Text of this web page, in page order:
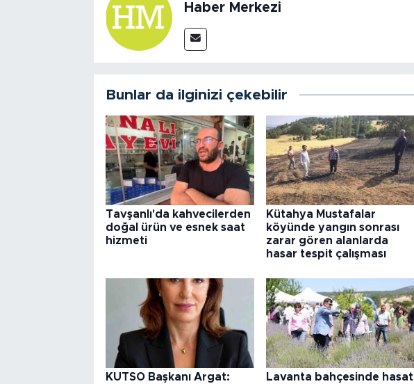
Haber Merkezi
Bunlar da ilginizi çekebilir
Tavşanlı'da kahvecilerden
doğal ürün ve esnek saat
hizmeti
Kütahya Mustafalar
köyünde yangın sonrası
zarar gören alanlarda
hasar tespit çalışması
KUTSO Başkanı Argat:
Lavanta bahçesinde hasat